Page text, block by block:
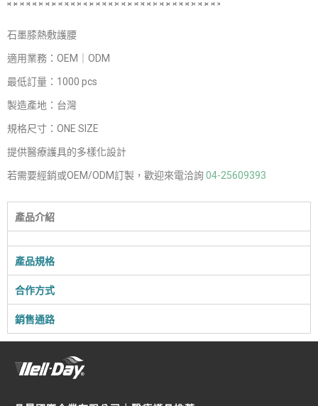
石墨膝熱敷護腰
適用業務：OEM｜ODM
最低訂量：1000 pcs
製造產地：台灣
規格尺寸：ONE SIZE
提供醫療護具的多樣化設計
若需要經銷或OEM/ODM訂製，歡迎來電洽詢04-25609393
產品介紹
產品規格
合作方式
銷售通路